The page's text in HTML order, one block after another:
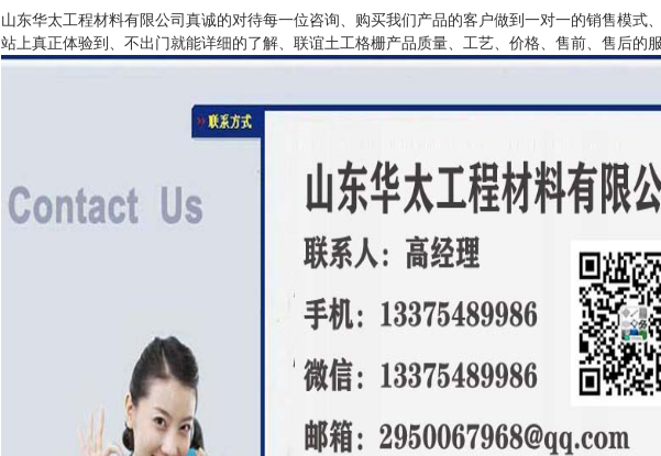
山东华太工程材料有限公司真诚的对待每一位咨询、购买我们产品的客户做到一对一的销售模式
站上真正体验到、不出门就能详细的了解、联谊土工格栅产品质量、工艺、价格、售前、售后的服